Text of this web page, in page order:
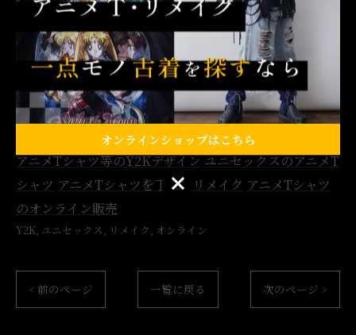
※画像の無断転載等は、固くお断りいたします
#古着 #Y2K #ユニセックス #リメイク #オンライン
#シャツ #一点モノ #イベント #下北沢
アニメTシャツ等のY2KデザインユニセックスのアニメT
シャツ アニメTシャツを丁寧にリメイク アニメTシャツ
のオンライン販売
Y2K ユニセックス リメイク オンライン
< 前のページ 一覧に戻る 次のページ >
オンラインショップはこちら
オンラインショップはこちら